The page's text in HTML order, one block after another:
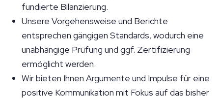
fundierte Bilanzierung.
Unsere Vorgehensweise und Berichte
entsprechen gängigen Standards, wodurch eine
unabhängige Prüfung und ggf. Zertifizierung
ermöglicht werden.
Wir bieten Ihnen Argumente und Impulse für eine
positive Kommunikation mit Fokus auf das bisher